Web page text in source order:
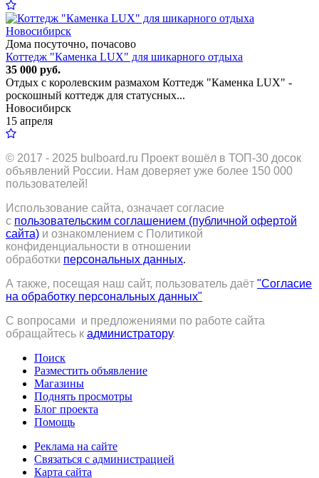
Дома посуточно, почасово
Коттедж "Каменка LUX" для шикарного отдыха
35 000 руб.
Отдых с королевским размахом Коттедж "Каменка LUX" -
роскошный коттедж для статусных...
Новосибирск
15 апреля
© 2017 - 2025 bulboard.ru Проект вошёл в ТОП-30 досок
объявлений России. Нам доверяет уже более 150 000
пользователей!
Использование сайта, означает согласие
с пользовательским соглашением (публичной офертой
сайта) и ознакомлением с Политикой
конфиденциальности в отношении
обработки персональных данных.
А также, посещая наш сайт, пользователь даёт "Согласие
на обработку персональных данных"
С вопросами и предложениями по работе сайта
обращайтесь к администратору.
Поиск
Разместить объявление
Магазины
Поднять просмотры
Блог проекта
Помощь
Реклама на сайте
Связаться с администрацией
Карта сайта